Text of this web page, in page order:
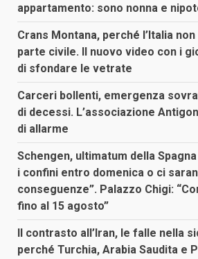
appartamento: sono nonna e
Crans Montana, perché l’Italia
parte civile. Il nuovo video con i
di sfondare le vetrate
Carceri bollenti, emergenza
di decessi. L’associazione
di allarme
Schengen, ultimatum della Spagna
i confini entro domenica o ci
conseguenze”. Palazzo Chigi:
fino al 15 agosto”
Il contrasto all’Iran, le falle nella
perché Turchia, Arabia Saudita e